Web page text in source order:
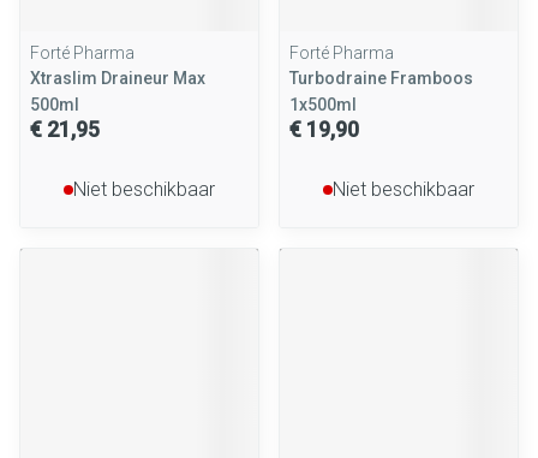
Forté Pharma
Xtraslim Draineur Max
500ml
€ 21,95
Niet beschikbaar
Forté Pharma
Turbodraine Framboos
1x500ml
€ 19,90
Niet beschikbaar